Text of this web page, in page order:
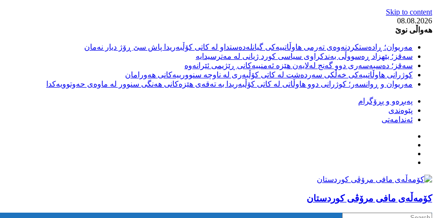
Skip to content
08.08.2026
هەواڵی نوێ
مەریوان؛ ڕادەستکردنەوەی تەرمی هاوڵاتییەکی گیانلەدەستداو لە کاتی کۆڵبەریدا پاش سێ ڕۆژ دیار نەمان
سەقز؛ بێهزاد ڕەسووڵی بەندکراوی سیاسی کورد ژیانی لە مەترسیدایە
سەقز؛ دەسبەسەری دوو گەنج لەلایەن هێزە ئەمنییەکانی ڕێژیمی ئێرانەوە
کوژرانی هاوڵاتییەکی خەڵکی سەردەشت لە کاتی کۆڵبەری لە ناوچە سنوورییەکانی هەورامان
مەریوان و ڕوانسەر؛ کوژرانی دوو هاوڵاتی لە کاتی کۆڵبەریدا بە تەقەی هێزەکانی هەنگی سنوور لە ماوەی حەوتوویەکدا
پەیڕەو و پڕۆگرام
پێوەندی
ئەندامەتی
كۆمه‌ڵه‌ی مافی مرۆڤی کوردستان